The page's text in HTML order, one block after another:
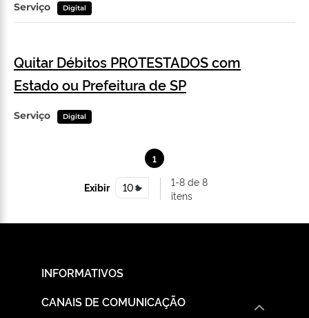
Serviço Digital
Quitar Débitos PROTESTADOS com
Estado ou Prefeitura de SP
Serviço Digital
1
Exibir
1-8 de 8
itens
INFORMATIVOS
CANAIS DE COMUNICAÇÃO